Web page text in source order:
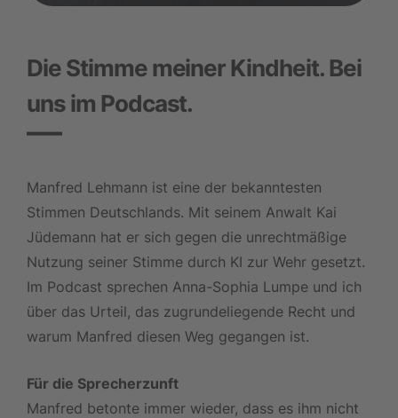
Die Stimme meiner Kindheit.Bei
uns im Podcast.
Manfred Lehmann ist eine der bekanntesten
Stimmen Deutschlands. Mit seinem Anwalt Kai
Jüdemann hat er sich gegen die unrechtmäßige
Nutzung seiner Stimme durch KI zur Wehr gesetzt.
Im Podcast sprechen Anna-Sophia Lumpe und ich
über das Urteil, das zugrundeliegende Recht und
warum Manfred diesen Weg gegangen ist.
Für die Sprecherzunft
Manfred betonte immer wieder, dass es ihm nicht